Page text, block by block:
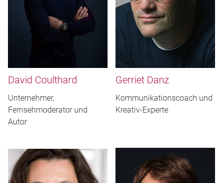
David Coulthard
Unternehmer,
Fernsehmoderator und
Autor
Gerriet Danz
Kommunikationscoach und
Kreativ-Experte